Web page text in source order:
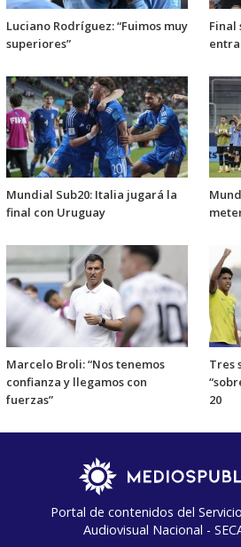
Luciano Rodríguez: “Fuimos muy
superiores”
Final
Mundial Sub20: Italia jugará la
final con Uruguay
Marcelo Broli: “Nos tenemos
confianza y llegamos con
fuerzas”
Tres
20
Portal de contenidos del
Audiovisual Nacional -